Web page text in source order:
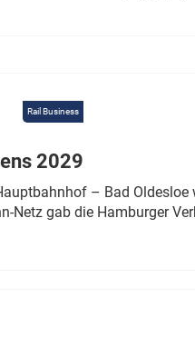
Rail Business
2029
– Bad
Netz gab die Hamburger